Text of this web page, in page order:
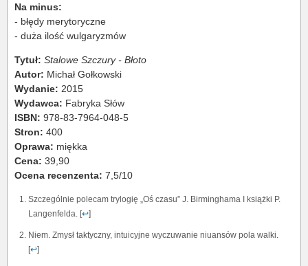
Na minus:
- błędy merytoryczne
- duża ilość wulgaryzmów
Tytuł: Stalowe Szczury - Błoto
Autor: Michał Gołkowski
Wydanie: 2015
Wydawca: Fabryka Słów
ISBN: 978-83-7964-048-5
Stron: 400
Oprawa: miękka
Cena: 39,90
Ocena recenzenta: 7,5/10
Szczególnie polecam trylogię „Oś czasu” J. Birminghama I książki P.
Langenfelda. [↩]
Niem. Zmysł taktyczny, intuicyjne wyczuwanie niuansów pola walki.
[↩]